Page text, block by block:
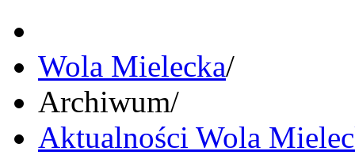
Wola Mielecka/
Archiwum/
Aktualności Wola